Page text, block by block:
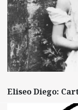
Eliseo Diego: